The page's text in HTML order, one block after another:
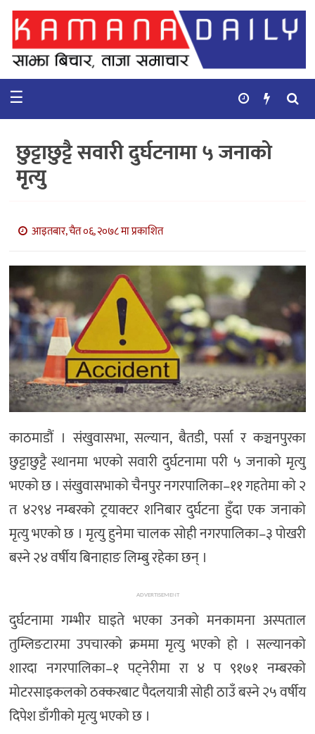
गृहपृष्ठ
समाचार
कुराकानी
बाणिज्य
भिडियो
सिफारिस
☰
छुट्टाछुट्टै सवारी दुर्घटनामा ५ जनाको
मृत्यु
आइतबार, चैत ०६, २०७८ मा प्रकाशित
काठमाडौं । संखुवासभा, सल्यान, बैतडी, पर्सा र कञ्चनपुरका
छुट्टाछुट्टै स्थानमा भएको सवारी दुर्घटनामा परी ५ जनाको मृत्यु
भएको छ । संखुवासभाको चैनपुर नगरपालिका–११ गहतेमा को २
त ४२९४ नम्बरको ट्रयाक्टर शनिबार दुर्घटना हुँदा एक जनाको
मृत्यु भएको छ । मृत्यु हुनेमा चालक सोही नगरपालिका–३ पोखरी
बस्ने २४ वर्षीय बिनाहाङ लिम्बु रहेका छन् ।
ADVERTISEMENT
दुर्घटनामा गम्भीर घाइते भएका उनको मनकामना अस्पताल
तुम्लिङटारमा उपचारको क्रममा मृत्यु भएको हो । सल्यानको
शारदा नगरपालिका–१ पट्नेरीमा रा ४ प ९१७१ नम्बरको
मोटरसाइकलको ठक्करबाट पैदलयात्री सोही ठाउँ बस्ने २५ वर्षीय
दिपेश डाँगीको मृत्यु भएको छ ।